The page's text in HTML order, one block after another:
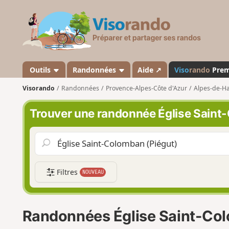
s
a
n
d
o
Outils Randonnées Aide ↗ Visorando
Visorando Randonnées Provence-Alpes-Côte d'Azur Alpes-de-
Trouver une randonnée Église
Filtres NOUVEAU
Randonnées Église Saint-